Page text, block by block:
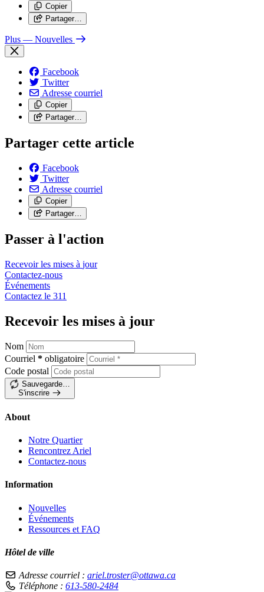
Copier
Partager…
Plus — Nouvelles
Facebook
Twitter
Adresse courriel
Copier
Partager…
Partager cette article
Facebook
Twitter
Adresse courriel
Copier
Partager…
Passer à l'action
Recevoir les mises à jour
Contactez-nous
Événements
Contactez le 311
Recevoir les mises à jour
Nom
Courriel * obligatoire
Code postal
Sauvegarde…
S'inscrire
About
Notre Quartier
Rencontrez Ariel
Contactez-nous
Information
Nouvelles
Événements
Ressources et FAQ
Hôtel de ville
Adresse courriel : ariel.troster@ottawa.ca
Téléphone : 613-580-2484